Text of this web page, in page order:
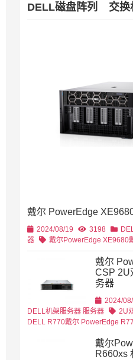
DELL磁盘阵列 交换
戴尔 PowerEdge
2024/08/19 3198
器
戴尔PowerEdge XE9680
戴尔
CSP 2U
务器
2024/
DELL机架服务器 服务器
2U
DELL R770戴尔 PowerEdge
戴尔
R660xs